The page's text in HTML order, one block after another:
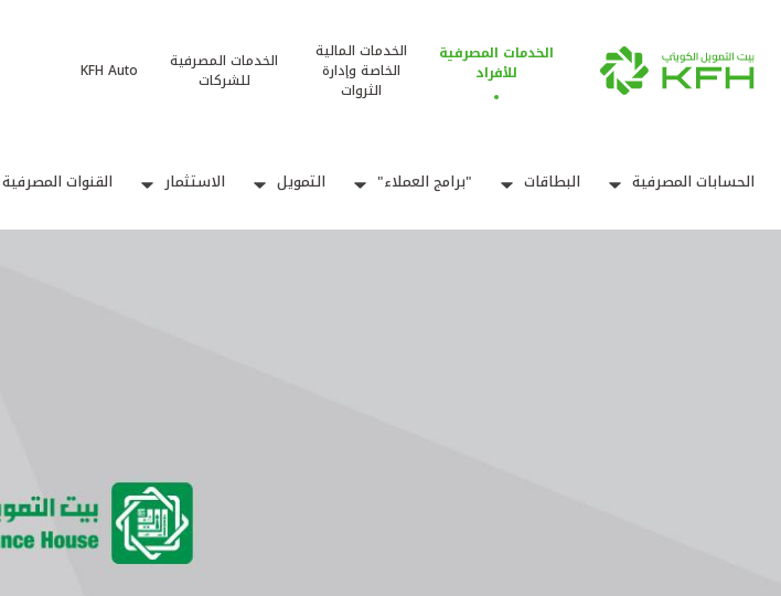
الخدمات المصرفية
للأفراد
الخدمات المالية
الخاصة وإدارة
الثروات
الخدمات المصرفية
للشركات
KFH Auto
الحسابات المصرفية البطاقات "برامج العملاء" التمويل الاستثمار القنوات المصرفية